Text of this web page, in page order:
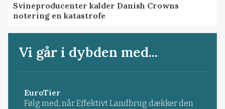
Svineproducenter kalder Danish Crowns
notering en katastrofe
Vi går i dybden med...
EuroTier
Følg med, når Effektivt Landbrug dækker den